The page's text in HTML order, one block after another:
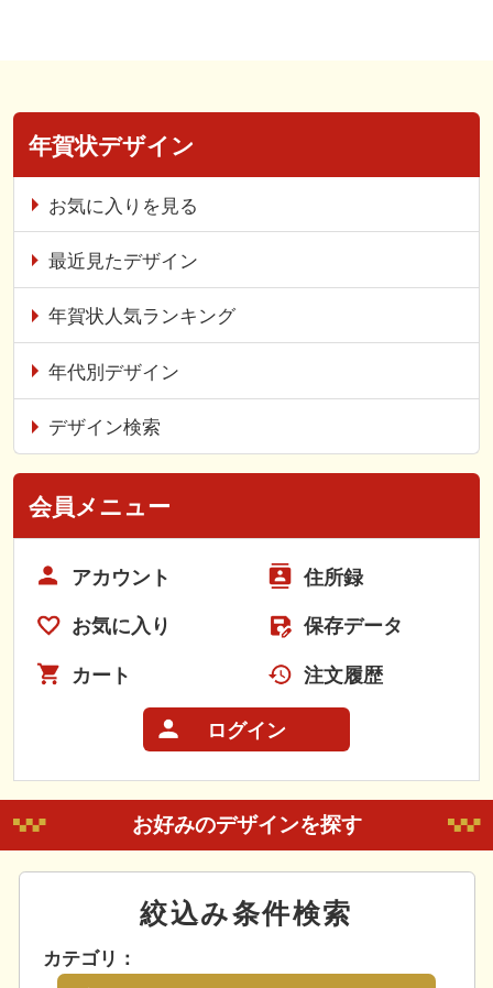
年賀状デザイン
お気に入りを見る
最近見たデザイン
年賀状人気ランキング
年代別デザイン
デザイン検索
会員メニュー
アカウント 住所録
お気に入り 保存データ
カート 注文履歴
ログイン
お好みのデザインを探す
絞込み条件検索
カテゴリ：